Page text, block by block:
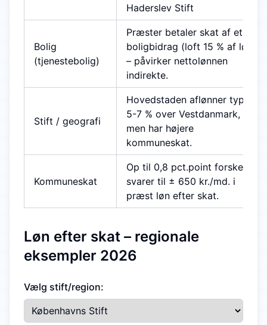
Haderslev Stift
Bolig
(tjenestebolig)
Præster betaler skat af et
boligbidrag (loft 15 % af løn)
– påvirker nettolønnen
indirekte.
Stift / geografi
Hovedstaden aflønner typisk
5-7 % over Vestdanmark,
men har højere
kommuneskat.
Kommuneskat
Op til 0,8 pct.point forskel –
svarer til ± 650 kr./md. i
præst løn efter skat.
Løn efter skat – regionale
eksempler 2026
Vælg stift/region: